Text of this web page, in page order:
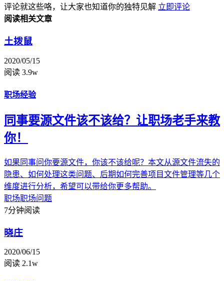
评论就这些咯，让大家也知道你的独特见解 立即评论
阅读相关文章
土拨鼠
2020/05/15
阅读 3.9w
职场经验
同事要源文件该不该给？让职场老手来教
你！
如果同事问你要源文件，你该不该给呢？本文从源文件流失的
隐患、如何处理这类问题、后期如何完善项目文件管理等几个
维度进行分析，希望可以带给你更多帮助。
职场职场问题
7分钟阅读
晓庄
2020/06/15
阅读 2.1w